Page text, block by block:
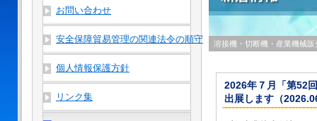
溶接機・切断機・産業機械
2026年７月「第52
出展します（
お問い合わせ
安全保障貿易管理の関連法令の順守
個人情報保護方針
リンク集